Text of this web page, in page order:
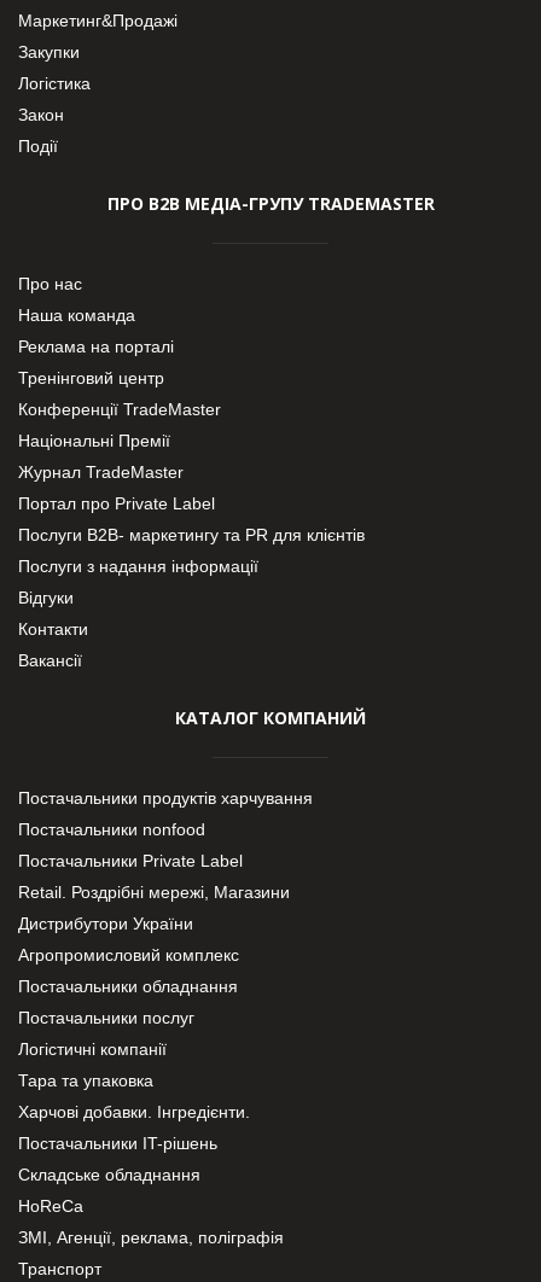
Маркетинг&Продажі
Закупки
Логістика
Закон
Події
ПРО В2В МЕДІА-ГРУПУ TRADEMASTER
Про нас
Наша команда
Реклама на порталі
Тренінговий центр
Конференції TradeMaster
Національні Премії
Журнал TradeMaster
Портал про Private Label
Послуги В2В- маркетингу та PR для клієнтів
Послуги з надання інформації
Відгуки
Контакти
Вакансії
КАТАЛОГ КОМПАНИЙ
Постачальники продуктів харчування
Постачальники nonfood
Постачальники Private Label
Retail. Роздрібні мережі, Магазини
Дистрибутори України
Агропромисловий комплекс
Постачальники обладнання
Постачальники послуг
Логістичні компанії
Тара та упаковка
Харчові добавки. Інгредієнти.
Постачальники IT-рішень
Складське обладнання
HoReCa
ЗМІ, Агенції, реклама, поліграфія
Транспорт